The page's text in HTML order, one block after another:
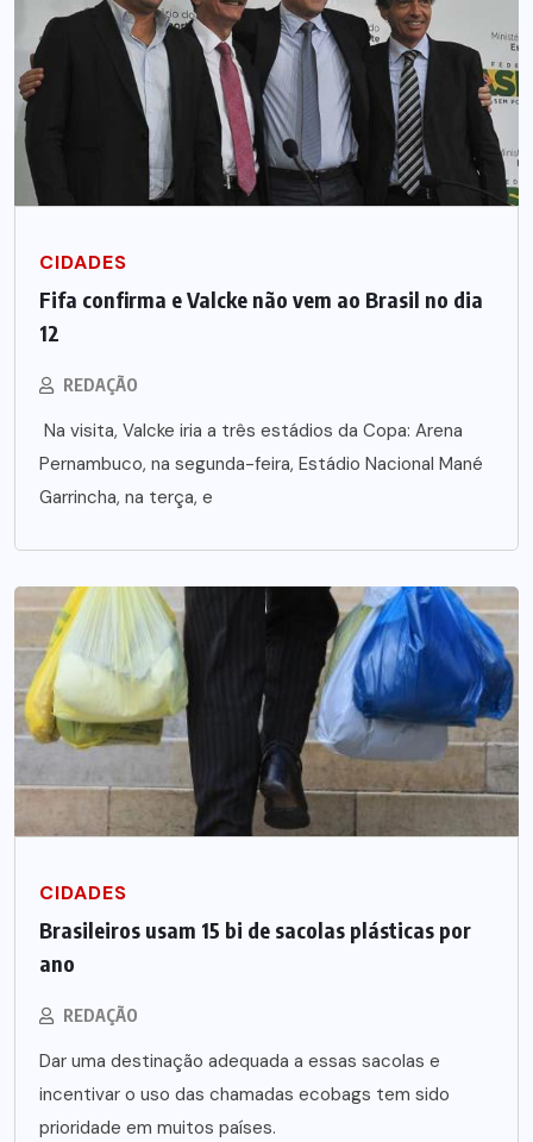
CIDADES
Fifa confirma e Valcke não vem ao Brasil no dia
12
REDAÇÃO
Na visita, Valcke iria a três estádios da Copa: Arena
Pernambuco, na segunda-feira, Estádio Nacional Mané
Garrincha, na terça, e
CIDADES
Brasileiros usam 15 bi de sacolas plásticas por
ano
REDAÇÃO
Dar uma destinação adequada a essas sacolas e
incentivar o uso das chamadas ecobags tem sido
prioridade em muitos países.